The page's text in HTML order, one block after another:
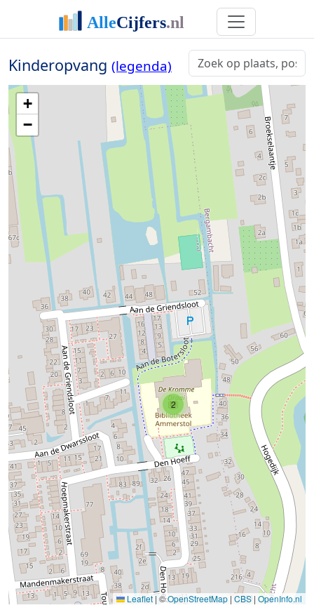
Kinderopvang (legenda)
2
+
−
Leaflet | ©OpenStreetMap | CBS| OpenInfo.nl